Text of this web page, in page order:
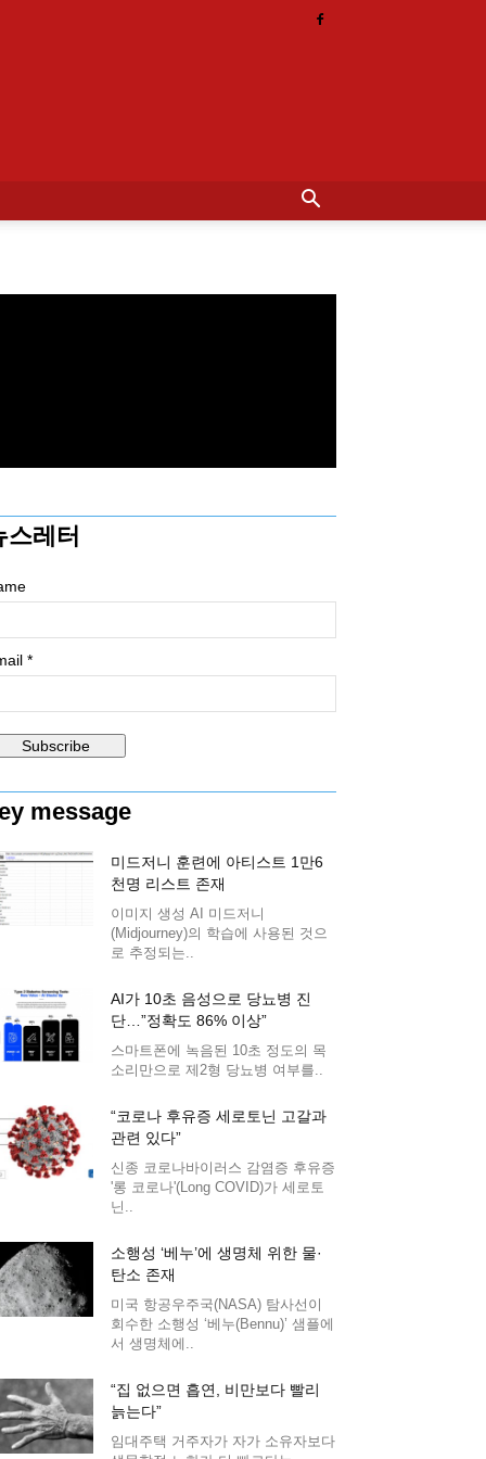
스레터
*
message
미드저니 훈련에 아티스트 1만6
천명 리스트 존재
이미지 생성 AI 미드저니
(Midjourney)의 학습에 사용된 것으
로 추정되는..
AI가 10초 음성으로 당뇨병 진
단…”정확도 86% 이상”
스마트폰에 녹음된 10초 정도의 목
소리만으로 제2형 당뇨병 여부를..
“코로나 후유증 세로토닌 고갈과
관련 있다”
신종 코로나바이러스 감염증 후유증
'롱 코로나'(Long COVID)가 세로토
닌..
소행성 ‘베누’에 생명체 위한 물·
탄소 존재
미국 항공우주국(NASA) 탐사선이
회수한 소행성 ‘베누(Bennu)’ 샘플에
서 생명체에..
“집 없으면 흡연, 비만보다 빨리
늙는다”
임대주택 거주자가 자가 소유자보다